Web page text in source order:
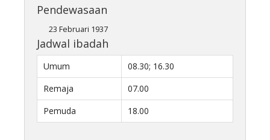
Pendewasaan
23 Februari 1937
Jadwal ibadah
Umum
08.30; 16.30
Remaja
07.00
Pemuda
18.00